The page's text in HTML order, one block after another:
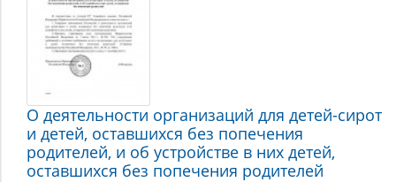
О деятельности организаций для детей-сирот
и детей, оставшихся без попечения
родителей, и об устройстве в них детей,
оставшихся без попечения родителей